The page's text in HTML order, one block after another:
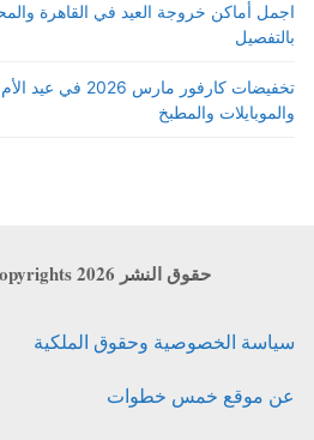
بالتفصيل
تخفيضات كارفور
والموبايلات والمطبخ
حقوق النشر copyrights 2026 خمس خطوات
سياسة الخصوصية وحقوق الملكية
عن موقع خمس خطوات